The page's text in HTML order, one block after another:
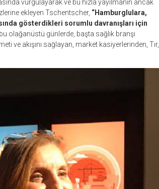
vurgulayarak ve bu hızla yayılmanın ancak
ekleyen Tschentscher, “Hamburglulara,
gösterdikleri sorumlu davranışları için
olağanüstü günlerde, başta sağlık branşı
ve akışını sağlayan, market kasiyerlerinden, Tır,